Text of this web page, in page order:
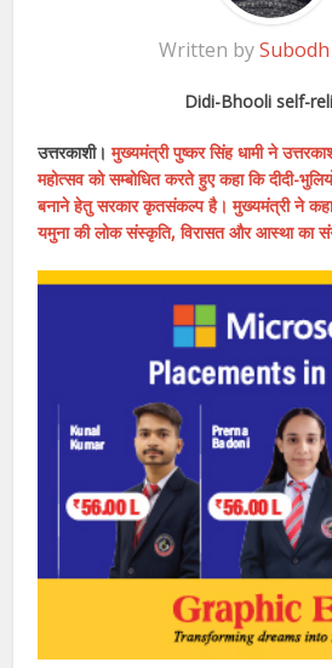
Written by
Didi-Bhooli self-
उत्तरकाशी। मुख्यमंत्री पुष्कर सिंह धामी ने
महोत्सव को सम्बोधित करते हुए कहा कि दीदी-
बनाने हेतु सरकार कृतसंकल्प है। मुख्यमंत्री ने कहा
यमुना की लोक संस्कृति, विरासत और आस्था का